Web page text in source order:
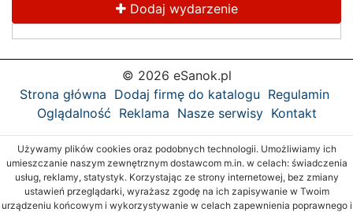
Dodaj wydarzenie
© 2026 eSanok.pl
Strona główna Dodaj firmę do katalogu Regulamin
Oglądalność Reklama Nasze serwisy Kontakt
Używamy plików cookies oraz podobnych technologii. Umożliwiamy ich
umieszczanie naszym zewnętrznym dostawcom m.in. w celach: świadczenia
usług, reklamy, statystyk. Korzystając ze strony internetowej, bez zmiany
ustawień przeglądarki, wyrażasz zgodę na ich zapisywanie w Twoim
urządzeniu końcowym i wykorzystywanie w celach zapewnienia poprawnego i